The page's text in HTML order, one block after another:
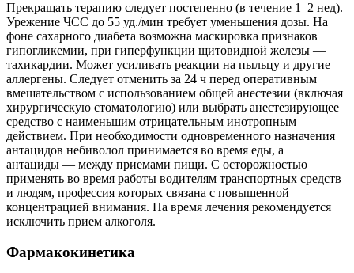
Прекращать терапию следует постепенно (в течение 1–2 нед).
Урежение ЧСС до 55 уд./мин требует уменьшения дозы. На
фоне сахарного диабета возможна маскировка признаков
гипогликемии, при гиперфункции щитовидной железы —
тахикардии. Может усиливать реакции на пыльцу и другие
аллергены. Следует отменить за 24 ч перед оперативным
вмешательством с использованием общей анестезии (включая
хирургическую стоматологию) или выбрать анестезирующее
средство с наименьшим отрицательным инотропным
действием. При необходимости одновременного назначения
антацидов небиволол принимается во время еды, а
антациды — между приемами пищи. С осторожностью
применять во время работы водителям транспортных средств
и людям, профессия которых связана с повышенной
концентрацией внимания. На время лечения рекомендуется
исключить прием алкоголя.
Фармакокинетика